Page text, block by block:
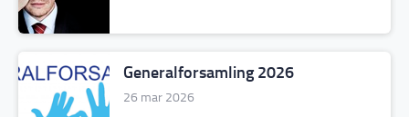
Generalforsamling 2026
26 mar 2026